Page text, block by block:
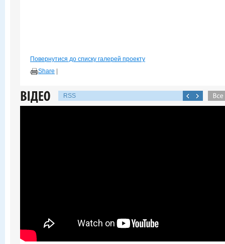
Повернутися до списку галерей проекту
Share
RSS